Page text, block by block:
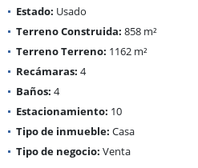
Estado: Usado
Terreno Construida: 858 m²
Terreno Terreno: 1162 m²
Recámaras: 4
Baños: 4
Estacionamiento: 10
Tipo de inmueble: Casa
Tipo de negocio: Venta